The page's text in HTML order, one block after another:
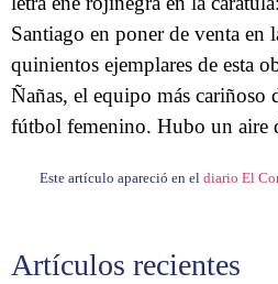
Artículos recientes
Santiago en poner de venta en
quinientos ejemplares de esta
Ñañas, el equipo más cariñoso
fútbol femenino. Hubo un aire
Este artículo apareció en el diario El